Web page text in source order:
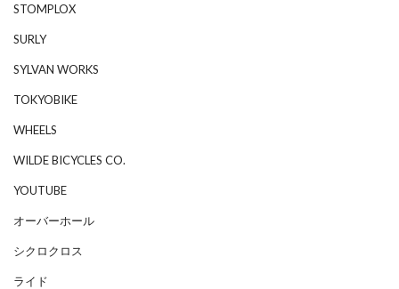
STOMPLOX
SURLY
SYLVAN WORKS
TOKYOBIKE
WHEELS
WILDE BICYCLES CO.
YOUTUBE
オーバーホール
シクロクロス
ライド